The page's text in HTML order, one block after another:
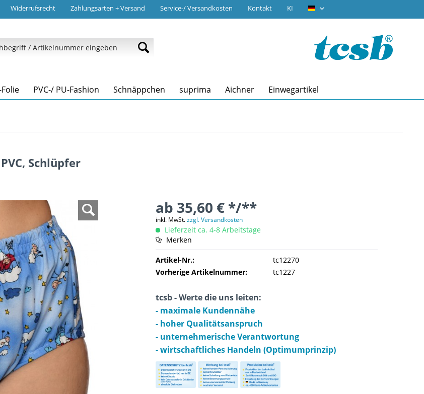
Widerrufsrecht Zahlungsarten + Versand Service-/ Versandkosten Kontakt KI tcsb.de
PVC-/ PU-Fashion Schnäppchen suprima Aichner Einwegartikel
Schlüpfer
ab 35,60 € */**
inkl. MwSt.zzgl. Versandkosten
Lieferzeit ca. 4-8 Arbeitstage
Merken
Artikel-Nr.:
tc12270
Vorherige Artikelnummer:
tc1227
tcsb - Werte die uns leiten:
- maximale Kundennähe
- hoher Qualitätsanspruch
- unternehmerische Verantwortung
- wirtschaftliches Handeln (Optimumprinzip)